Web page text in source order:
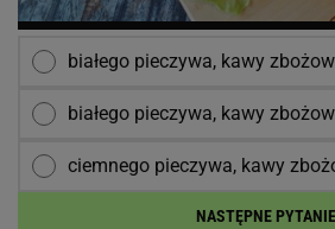
białego pieczywa, kawy
białego pieczywa, kawy
ciemnego pieczywa, kawy
NASTĘPNE PYTANIE